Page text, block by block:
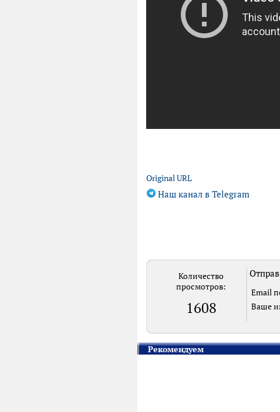
Original URL
Наш канал в Telegram
Количество
просмотров:
1608
Email
Ваше
Рекомендуем